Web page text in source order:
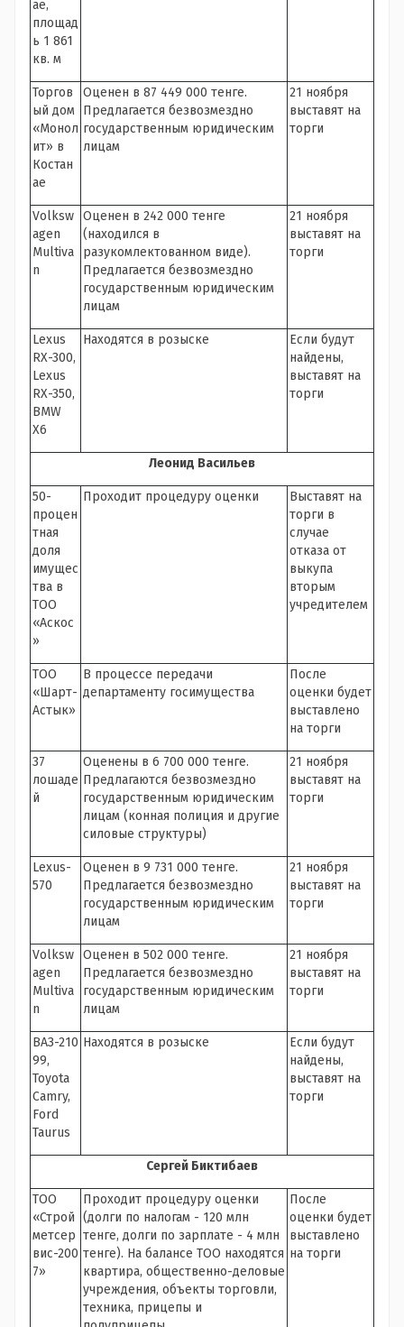
ае,
площад
ь 1 861
кв. м
Торгов
ый дом
«Монол
ит» в
Костан
ае
Оценен в 87 449 000 тенге.
Предлагается безвозмездно
государственным юридическим
лицам
21 ноября
выставят на
торги
Volksw
agen
Multiva
n
Оценен в 242 000 тенге
(находился в
разукомлектованном виде).
Предлагается безвозмездно
государственным юридическим
лицам
21 ноября
выставят на
торги
Lexus
RX-300,
Lexus
RX-350,
BMW
Х6
Находятся в розыске
Если будут
найдены,
выставят на
торги
Леонид Васильев
50-
процен
тная
доля
имущес
тва в
ТОО
«Аскос
»
Проходит процедуру оценки
Выставят на
торги в
случае
отказа от
выкупа
вторым
учредителем
ТОО
«Шарт-
Астык»
В процессе передачи
департаменту госимущества
После
оценки будет
выставлено
на торги
37
лошаде
й
Оценены в 6 700 000 тенге.
Предлагаются безвозмездно
государственным юридическим
лицам (конная полиция и другие
силовые структуры)
21 ноября
выставят на
торги
Lexus-
570
Оценен в 9 731 000 тенге.
Предлагается безвозмездно
государственным юридическим
лицам
21 ноября
выставят на
торги
Volksw
agen
Multiva
n
Оценен в 502 000 тенге.
Предлагается безвозмездно
государственным юридическим
лицам
21 ноября
выставят на
торги
ВАЗ-210
99,
Toyota
Camry,
Ford
Taurus
Находятся в розыске
Если будут
найдены,
выставят на
торги
Сергей Биктибаев
ТОО
«Строй
метсер
вис-200
7»
Проходит процедуру оценки
(долги по налогам - 120 млн
тенге, долги по зарплате - 4 млн
тенге). На балансе ТОО находятся
квартира, общественно-деловые
учреждения, объекты торговли,
техника, прицепы и
После
оценки будет
выставлено
на торги